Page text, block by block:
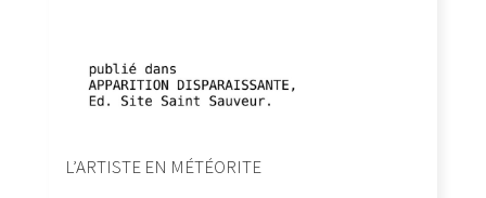
L’ARTISTE EN MÉTÉORITE